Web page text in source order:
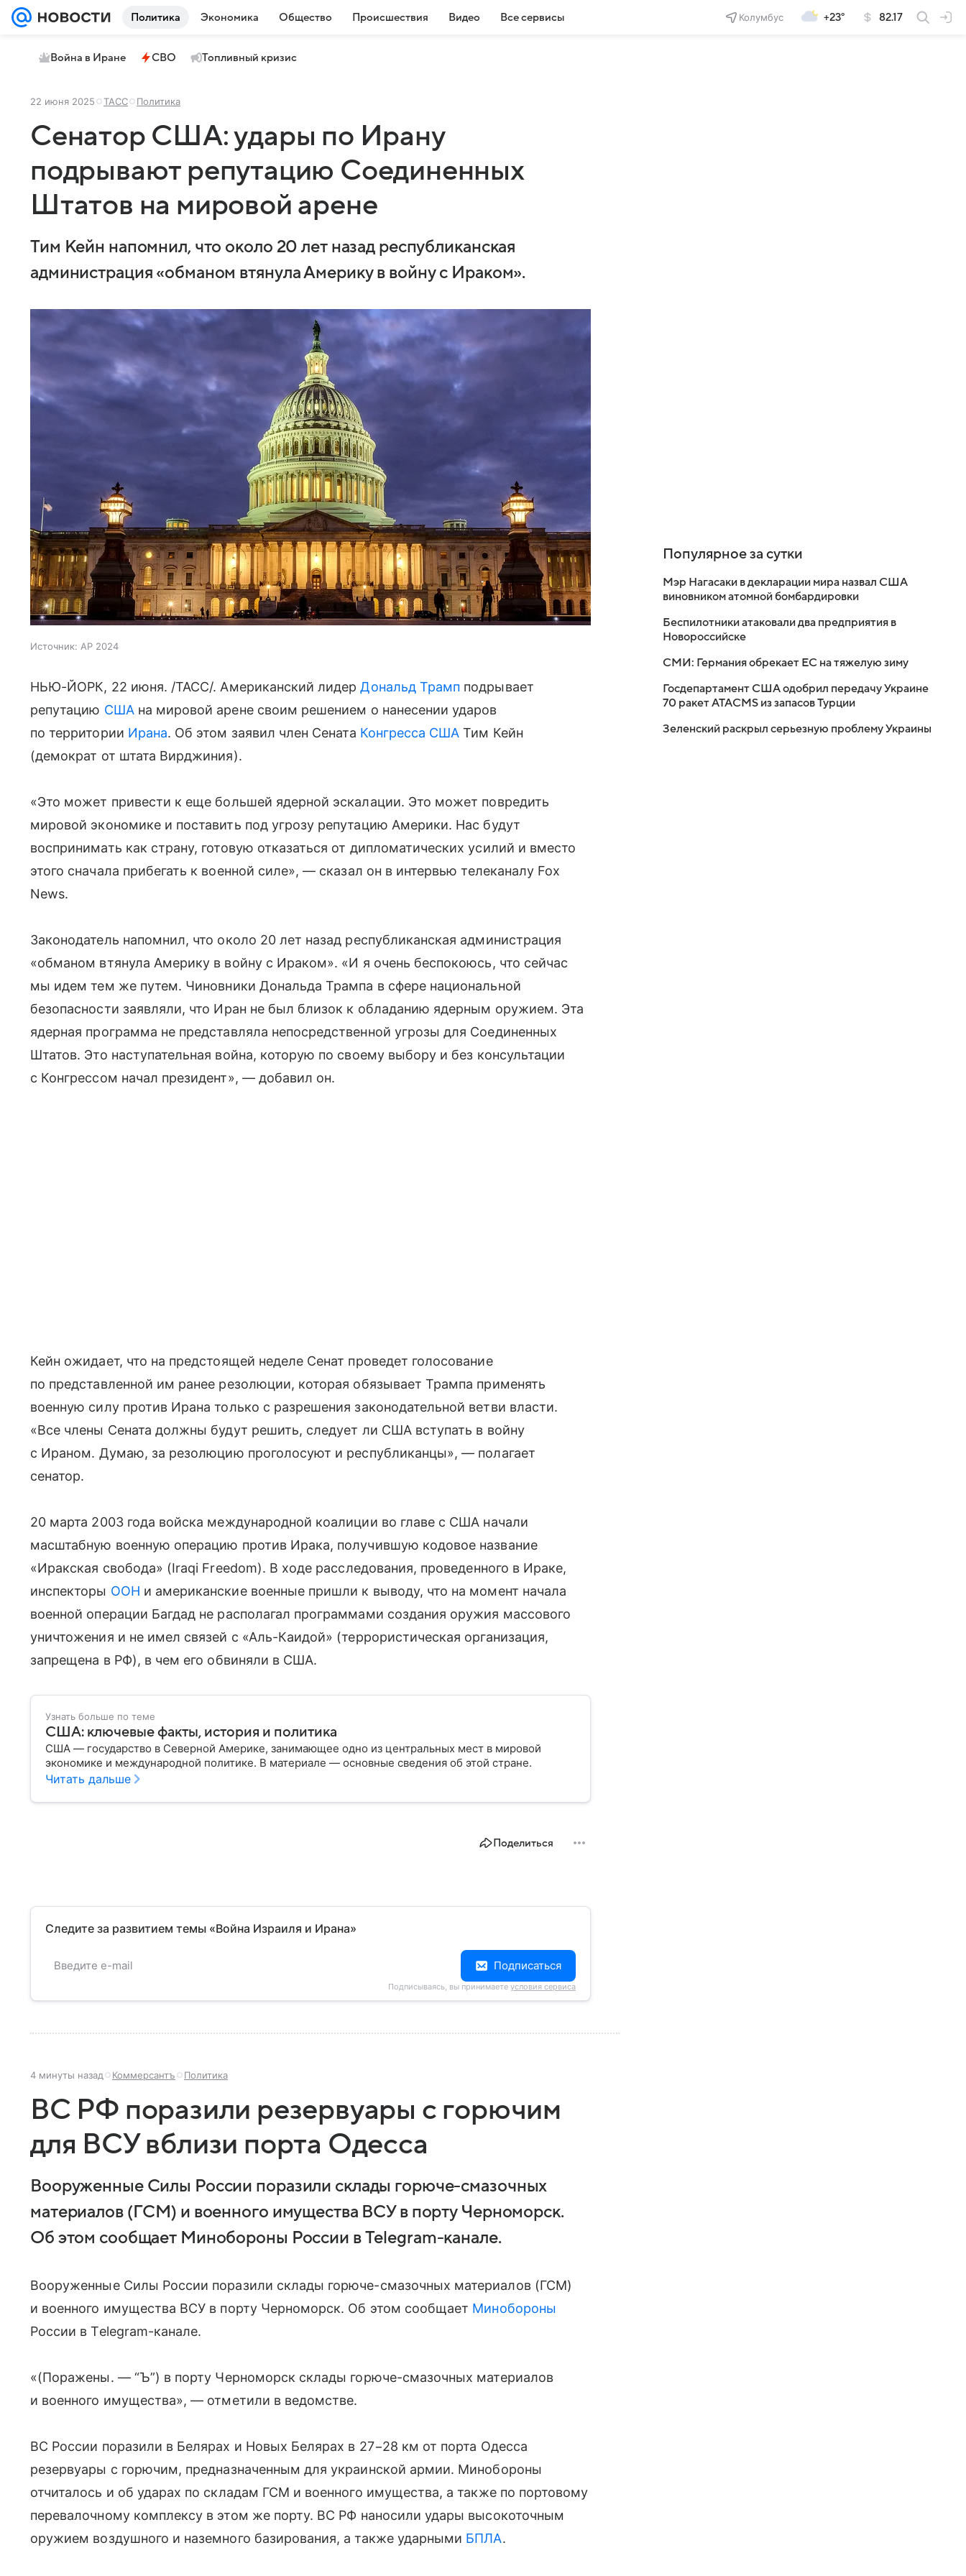
Политика Экономика Общество Происшествия Видео Все сервисы Колумбус +23° 82.17
Война в Иране СВО Топливный кризис
22 июня 2025 ТАСС Политика
Сенатор США: удары по Ирану
подрывают репутацию Соединенных
Штатов на мировой арене
Тим Кейн напомнил, что около 20 лет назад республиканская
администрация «обманом втянула Америку в войну с Ираком».
Источник: AP 2024
НЬЮ-ЙОРК, 22 июня. /ТАСС/. Американский лидерДональд Трамп подрывает
репутацию СШАна мировой арене своим решением о нанесении ударов
по территории Ирана. Об этом заявил член Сената Конгресса США Тим Кейн
(демократ от штата Вирджиния).
«Это может привести к еще большей ядерной эскалации. Это может повредить
мировой экономике и поставить под угрозу репутацию Америки. Нас будут
воспринимать как страну, готовую отказаться от дипломатических усилий и вместо
этого сначала прибегать к военной силе», — сказал он в интервью телеканалу Fox
News.
Законодатель напомнил, что около 20 лет назад республиканская администрация
«обманом втянула Америку в войну с Ираком». «И я очень беспокоюсь, что сейчас
мы идем тем же путем. Чиновники Дональда Трампа в сфере национальной
безопасности заявляли, что Иран не был близок к обладанию ядерным оружием. Эта
ядерная программа не представляла непосредственной угрозы для Соединенных
Штатов. Это наступательная война, которую по своему выбору и без консультации
с Конгрессом начал президент», — добавил он.
Кейн ожидает, что на предстоящей неделе Сенат проведет голосование
по представленной им ранее резолюции, которая обязывает Трампа применять
военную силу против Ирана только с разрешения законодательной ветви власти.
«Все члены Сената должны будут решить, следует ли США вступать в войну
с Ираном. Думаю, за резолюцию проголосуют и республиканцы», — полагает
сенатор.
20 марта 2003 года войска международной коалиции во главе с США начали
масштабную военную операцию против Ирака, получившую кодовое название
«Иракская свобода» (Iraqi Freedom). В ходе расследования, проведенного в Ираке,
инспекторы ООН и американские военные пришли к выводу, что на момент начала
военной операции Багдад не располагал программами создания оружия массового
уничтожения и не имел связей с «Аль-Каидой» (террористическая организация,
запрещена в РФ), в чем его обвиняли в США.
Узнать больше по теме
США: ключевые факты, история и политика
США — государство в Северной Америке, занимающее одно из центральных мест в мировой
экономике и международной политике. В материале — основные сведения об этой стране.
Читать дальше
Поделиться
Следите за развитием темы «Война Израиля и Ирана»
Подписаться
Подписываясь, вы принимаете условия сервиса
4 минуты назад Коммерсантъ Политика
ВС РФ поразили резервуары с горючим
для ВСУ вблизи порта Одесса
Вооруженные Силы России поразили склады горюче-смазочных
материалов (ГСМ) и военного имущества ВСУ в порту Черноморск.
Об этом сообщает Минобороны России в Telegram-канале.
Вооруженные Силы России поразили склады горюче-смазочных материалов (ГСМ)
и военного имущества ВСУ в порту Черноморск. Об этом сообщает Минобороны
России в Telegram-канале.
«(Поражены. — “Ъ”) в порту Черноморск склады горюче-смазочных материалов
и военного имущества», — отметили в ведомстве.
ВС России поразили в Белярах и Новых Белярах в 27−28 км от порта Одесса
резервуары с горючим, предназначенным для украинской армии. Минобороны
отчиталось и об ударах по складам ГСМ и военного имущества, а также по портовому
перевалочному комплексу в этом же порту. ВС РФ наносили удары высокоточным
оружием воздушного и наземного базирования, а также ударными БПЛА.
Популярное за сутки
Мэр Нагасаки в декларации мира назвал США
виновником атомной бомбардировки
Беспилотники атаковали два предприятия в
Новороссийске
СМИ: Германия обрекает ЕС на тяжелую зиму
Госдепартамент США одобрил передачу Украине
70 ракет ATACMS из запасов Турции
Зеленский раскрыл серьезную проблему Украины